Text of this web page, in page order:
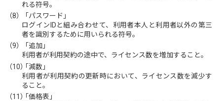
れる符号。
（8）
「パスワード」
ログインIDと組み合わせて、利用者本人と利用者以外の第三
者を識別するために用いられる符号。
（9）
「追加」
利用者が利用契約の途中で、ライセンス数を増加すること。
（10）「減数」
利用者が利用契約の更新時において、ライセンス数を減少す
ること。
（11）「価格表」